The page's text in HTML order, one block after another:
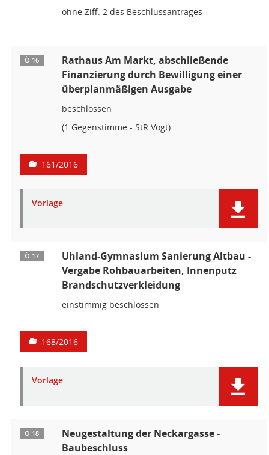
ohne Ziff. 2 des Beschlussantrages
Ö 16
Rathaus Am Markt, abschließende
Finanzierung durch Bewilligung einer
überplanmäßigen Ausgabe
beschlossen
(1 Gegenstimme - StR Vogt)
161/2016
Vorlage
Ö 17
Uhland-Gymnasium Sanierung Altbau -
Vergabe Rohbauarbeiten, Innenputz
Brandschutzverkleidung
einstimmig beschlossen
168/2016
Vorlage
Ö 18
Neugestaltung der Neckargasse -
Baubeschluss